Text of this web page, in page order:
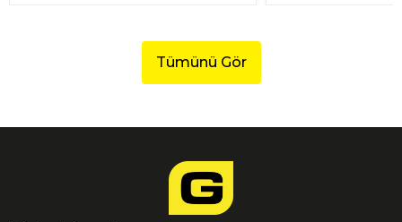
Tümünü Gör